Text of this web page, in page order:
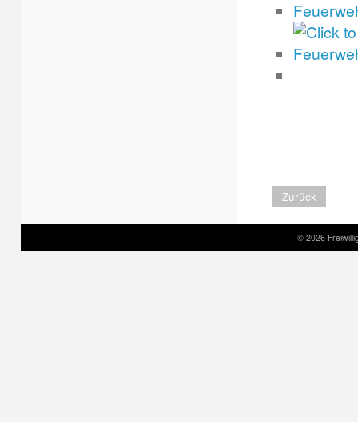
Zurück
© 2026